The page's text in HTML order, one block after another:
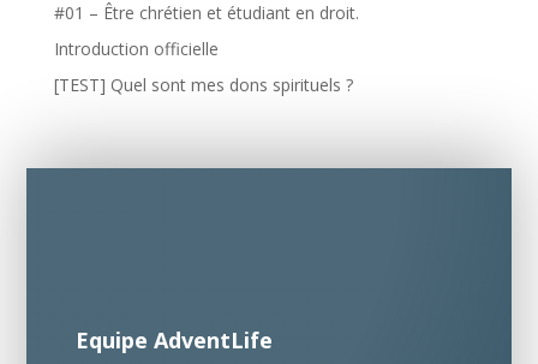
#01 – Être chrétien et étudiant en droit.
Introduction officielle
[TEST] Quel sont mes dons spirituels ?
Equipe AdventLife